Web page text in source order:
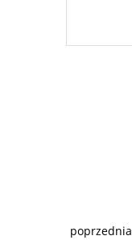
poprzednia